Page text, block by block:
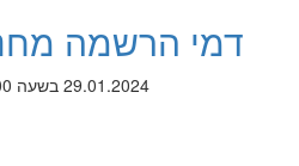
דמי הרשמה
29.01.2024 בשעה 23:45-00:00